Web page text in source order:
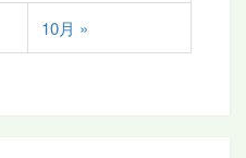
10月 »